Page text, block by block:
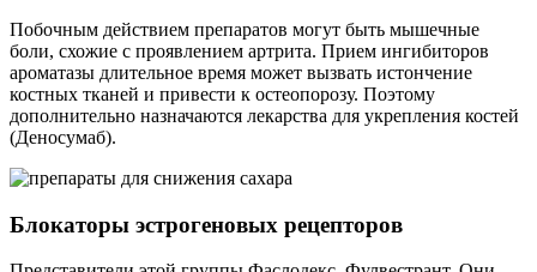
Побочным действием препаратов могут быть мышечные
боли, схожие с проявлением артрита. Прием ингибиторов
ароматазы длительное время может вызвать истончение
костных тканей и привести к остеопорозу. Поэтому
дополнительно назначаются лекарства для укрепления костей
(Деносумаб).
Блокаторы эстрогеновых рецепторов